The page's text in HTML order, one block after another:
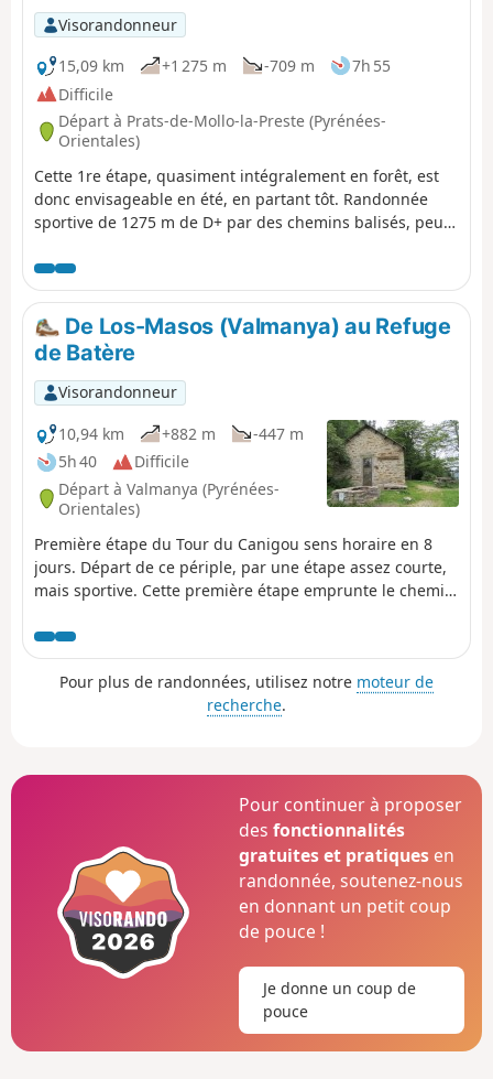
Visorandonneur
15,09 km
+1 275 m -709 m
7h 55
Difficile
Départ à Prats-de-Mollo-la-Preste (Pyrénées-
Orientales)
Cette 1re étape, quasiment intégralement en forêt, est
donc envisageable en été, en partant tôt. Randonnée
sportive de 1275 m de D+ par des chemins balisés, peu
et la trace gpx.De beaux endroits pour se poser et
profiter des paysages. Le point haut (cote 1830) au Puig
dels Sarraïns est un lieu parfait pour la pause repas par
exemple.De Los-Masos (Valmanya) au Refuge
de Batère
Visorandonneur
10,94 km
+882 m
-447 m
5h 40
Difficile
Départ à Valmanya (Pyrénées-
Orientales)
Première étape du Tour du Canigou sens horaire en 8
jours. Départ de ce périple, par une étape assez courte,
mais sportive. Cette première étape emprunte le chemin
des anciens bâtiments de l'exploitation minière de fer.
Pour plus de randonnées, utilisez notre moteur de
recherche.
Pour continuer à proposer
desfonctionnalités
gratuites et pratiques en
randonnée, soutenez-nous
en donnant un petit coup
de pouce !
Je donne un coup de
pouce